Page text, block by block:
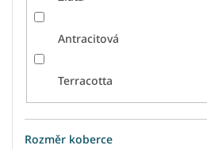
Antracitová
Terracotta
Rozměr koberce